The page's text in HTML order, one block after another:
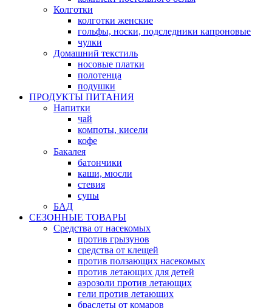
Колготки
колготки женские
гольфы, носки, подследники капроновые
чулки
Домашний текстиль
носовые платки
полотенца
подушки
ПРОДУКТЫ ПИТАНИЯ
Напитки
чай
компоты, кисели
кофе
Бакалея
батончики
каши, мюсли
стевия
супы
БАД
СЕЗОННЫЕ ТОВАРЫ
Средства от насекомых
против грызунов
средства от клещей
против ползающих насекомых
против летающих для детей
аэрозоли против летающих
гели против летающих
браслеты от комаров